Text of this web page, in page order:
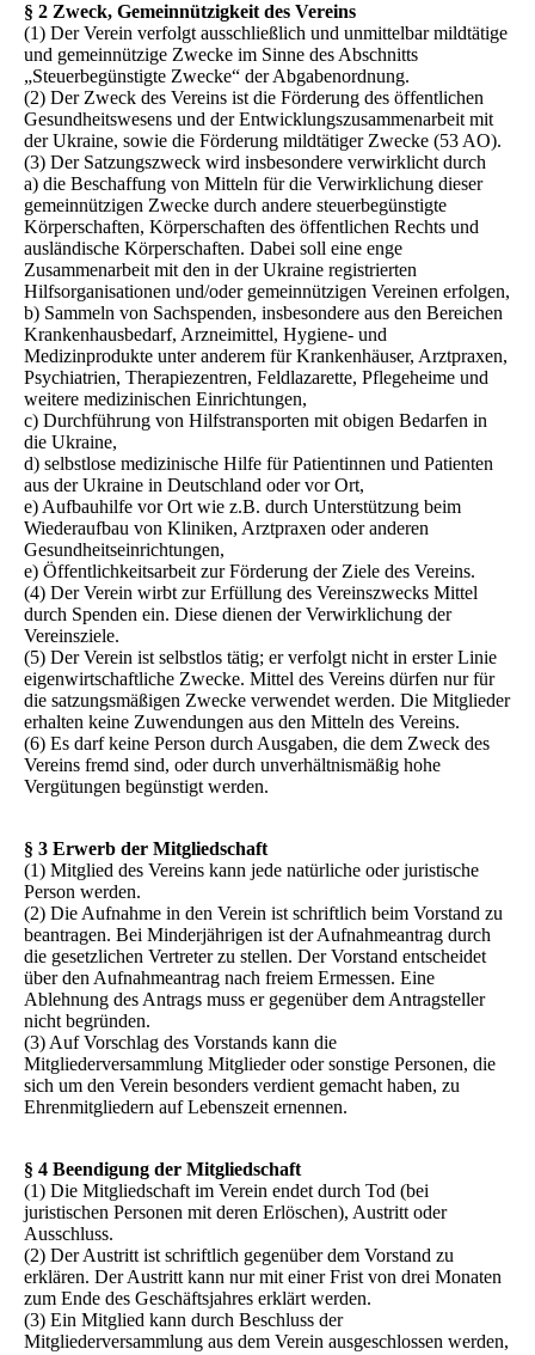
§ 2 Zweck, Gemeinnützigkeit des Vereins
(1) Der Verein verfolgt ausschließlich und unmittelbar mildtätige
und gemeinnützige Zwecke im Sinne des Abschnitts
„Steuerbegünstigte Zwecke“ der Abgabenordnung.
(2) Der Zweck des Vereins ist die Förderung des öffentlichen
Gesundheitswesens und der Entwicklungszusammenarbeit mit
der Ukraine, sowie die Förderung mildtätiger Zwecke (53 AO).
(3) Der Satzungszweck wird insbesondere verwirklicht durch
a) die Beschaffung von Mitteln für die Verwirklichung dieser
gemeinnützigen Zwecke durch andere steuerbegünstigte
Körperschaften, Körperschaften des öffentlichen Rechts und
ausländische Körperschaften. Dabei soll eine enge
Zusammenarbeit mit den in der Ukraine registrierten
Hilfsorganisationen und/oder gemeinnützigen Vereinen erfolgen,
b) Sammeln von Sachspenden, insbesondere aus den Bereichen
Krankenhausbedarf, Arzneimittel, Hygiene- und
Medizinprodukte unter anderem für Krankenhäuser, Arztpraxen,
Psychiatrien, Therapiezentren, Feldlazarette, Pflegeheime und
weitere medizinischen Einrichtungen,
c) Durchführung von Hilfstransporten mit obigen Bedarfen in
die Ukraine,
d) selbstlose medizinische Hilfe für Patientinnen und Patienten
aus der Ukraine in Deutschland oder vor Ort,
e) Aufbauhilfe vor Ort wie z.B. durch Unterstützung beim
Wiederaufbau von Kliniken, Arztpraxen oder anderen
Gesundheitseinrichtungen,
e) Öffentlichkeitsarbeit zur Förderung der Ziele des Vereins.
(4) Der Verein wirbt zur Erfüllung des Vereinszwecks Mittel
durch Spenden ein. Diese dienen der Verwirklichung der
Vereinsziele.
(5) Der Verein ist selbstlos tätig; er verfolgt nicht in erster Linie
eigenwirtschaftliche Zwecke. Mittel des Vereins dürfen nur für
die satzungsmäßigen Zwecke verwendet werden. Die Mitglieder
erhalten keine Zuwendungen aus den Mitteln des Vereins.
(6) Es darf keine Person durch Ausgaben, die dem Zweck des
Vereins fremd sind, oder durch unverhältnismäßig hohe
Vergütungen begünstigt werden.
§ 3 Erwerb der Mitgliedschaft
(1) Mitglied des Vereins kann jede natürliche oder juristische
Person werden.
(2) Die Aufnahme in den Verein ist schriftlich beim Vorstand zu
beantragen. Bei Minderjährigen ist der Aufnahmeantrag durch
die gesetzlichen Vertreter zu stellen. Der Vorstand entscheidet
über den Aufnahmeantrag nach freiem Ermessen. Eine
Ablehnung des Antrags muss er gegenüber dem Antragsteller
nicht begründen.
(3) Auf Vorschlag des Vorstands kann die
Mitgliederversammlung Mitglieder oder sonstige Personen, die
sich um den Verein besonders verdient gemacht haben, zu
Ehrenmitgliedern auf Lebenszeit ernennen.
§ 4 Beendigung der Mitgliedschaft
(1) Die Mitgliedschaft im Verein endet durch Tod (bei
juristischen Personen mit deren Erlöschen), Austritt oder
Ausschluss.
(2) Der Austritt ist schriftlich gegenüber dem Vorstand zu
erklären. Der Austritt kann nur mit einer Frist von drei Monaten
zum Ende des Geschäftsjahres erklärt werden.
(3) Ein Mitglied kann durch Beschluss der
Mitgliederversammlung aus dem Verein ausgeschlossen werden,